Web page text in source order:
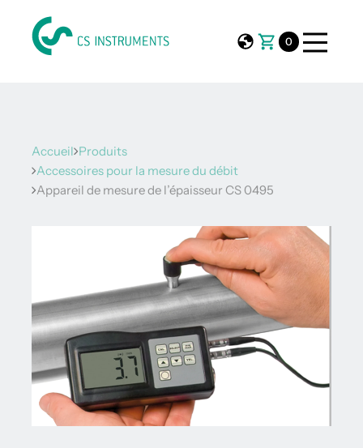
0
Accueil Produits
Accessoires pour la mesure du débit
Appareil de mesure de l’épaisseur CS 0495